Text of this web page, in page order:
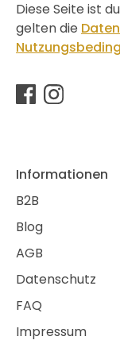
Diese Seite ist
gelten die
Informationen
B2B
Blog
AGB
Datenschutz
FAQ
Impressum